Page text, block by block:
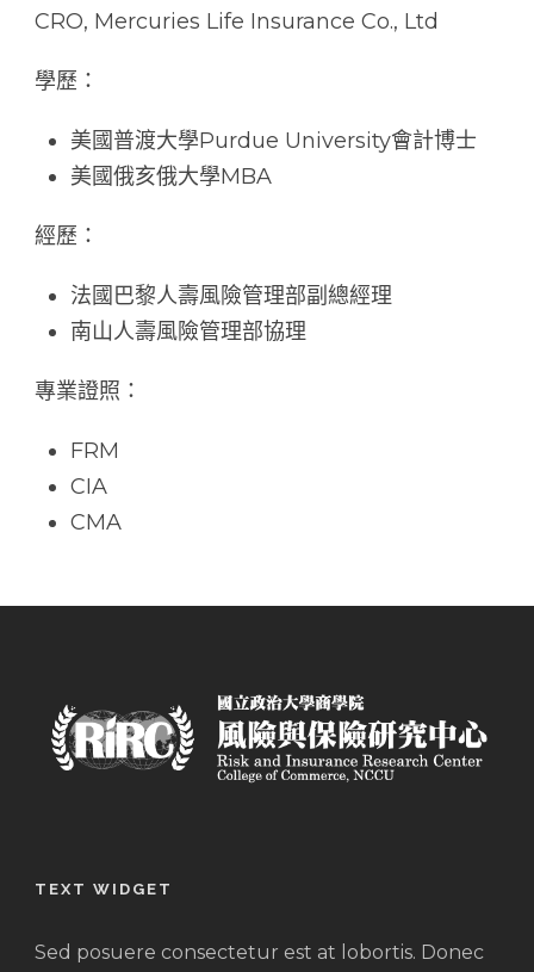
CRO, Mercuries Life Insurance Co., Ltd
學歷：
美國普渡大學Purdue University會計博士
美國俄亥俄大學MBA
經歷：
法國巴黎人壽風險管理部副總經理
南山人壽風險管理部協理
專業證照：
FRM
CIA
CMA
TEXT WIDGET
Sed posuere consectetur est at lobortis. Donec